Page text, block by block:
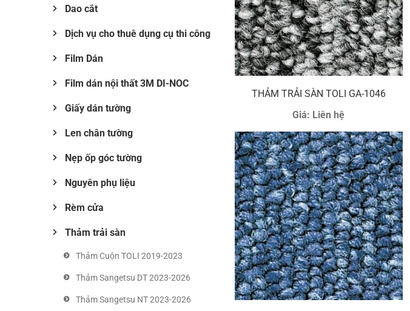
Dao cắt
Dịch vụ cho thuê dụng cụ thi công
Film Dán
Film dán nội thất 3M DI-NOC
Giấy dán tường
Len chân tường
Nẹp ốp góc tường
Nguyên phụ liệu
Rèm cửa
Thảm trải sàn
Thảm Cuộn TOLI 2019-2023
Thảm Sangetsu DT 2023-2026
Thảm Sangetsu NT 2023-2026
THẢM TRẢI SÀN TOLI GA-1046
Giá: Liên hệ